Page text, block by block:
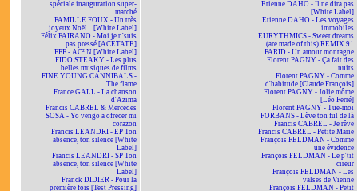
spéciale inauguration super-
marché
FAMILLE FOUX - Un très
joyeux Noël... [White Label]
Félix FAIRANO - Moi je n'suis
pas pressé [ACÉTATE]
FFF - AC² N [White Label]
FIDO STEAKY - Les plus
belles musiques de films
FINE YOUNG CANNIBALS -
The flame
France GALL - La chanson
d'Azima
Francis CABREL & Mercedes
SOSA - Yo vengo a ofrecer mi
corazon
Francis LEANDRI - EP Ton
absence, ton silence [White
Label]
Francis LEANDRI - SP Ton
absence, ton silence [White
Label]
Franck DIDIER - Pour la
première fois [Test Pressing]
Etienne DAHO - Il ne dira pas
[White Label]
Etienne DAHO - Les voyages
immobiles
EURYTHMICS - Sweet dreams
(are made of this) REMIX 91
FARID - Un amour montagne
Florent PAGNY - Ça fait des
nuits
Florent PAGNY - Comme
d'habitude [Claude François]
Florent PAGNY - Jolie môme
[Léo Ferré]
Florent PAGNY - Tue-moi
FORBANS - Lève ton ful de là
Francis CABREL - Je rêve
Francis CABREL - Petite Marie
François FELDMAN - Comme
une évidence
François FELDMAN - Le p'tit
cireur
François FELDMAN - Les
valses de Vienne
François FELDMAN - Petit